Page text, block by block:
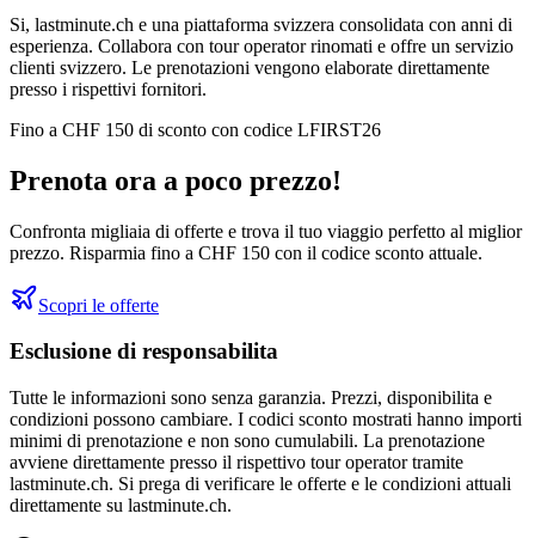
Si, lastminute.ch e una piattaforma svizzera consolidata con anni di
esperienza. Collabora con tour operator rinomati e offre un servizio
clienti svizzero. Le prenotazioni vengono elaborate direttamente
presso i rispettivi fornitori.
Fino a CHF 150 di sconto con codice LFIRST26
Prenota ora a poco prezzo!
Confronta migliaia di offerte e trova il tuo viaggio perfetto al miglior
prezzo. Risparmia fino a CHF 150 con il codice sconto attuale.
Scopri le offerte
Esclusione di responsabilita
Tutte le informazioni sono senza garanzia. Prezzi, disponibilita e
condizioni possono cambiare. I codici sconto mostrati hanno importi
minimi di prenotazione e non sono cumulabili. La prenotazione
avviene direttamente presso il rispettivo tour operator tramite
lastminute.ch. Si prega di verificare le offerte e le condizioni attuali
direttamente su lastminute.ch.